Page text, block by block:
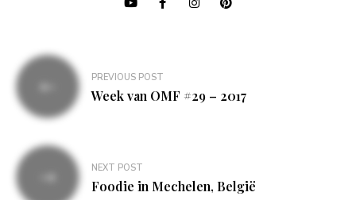
Bericht
navigatie
PREVIOUS POST
Week van OMF #29 – 2017
NEXT POST
Foodie in Mechelen, België